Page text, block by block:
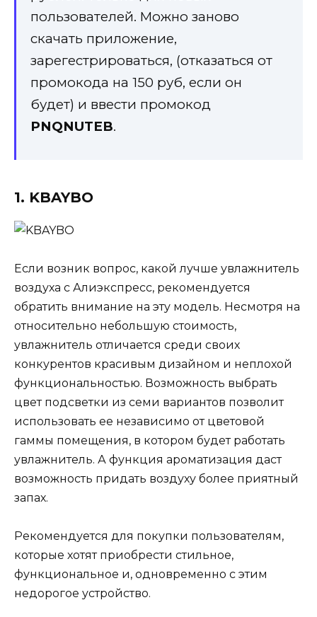
пользователей. Можно заново
скачать приложение,
зарегестрироваться, (отказаться от
промокода на 150 руб, если он
будет) и ввести промокод
PNQNUTEB.
1. KBAYBO
Если возник вопрос, какой лучше увлажнитель
воздуха с Алиэкспресс, рекомендуется
обратить внимание на эту модель. Несмотря на
относительно небольшую стоимость,
увлажнитель отличается среди своих
конкурентов красивым дизайном и неплохой
функциональностью. Возможность выбрать
цвет подсветки из семи вариантов позволит
использовать ее независимо от цветовой
гаммы помещения, в котором будет работать
увлажнитель. А функция ароматизация даст
возможность придать воздуху более приятный
запах.
Рекомендуется для покупки пользователям,
которые хотят приобрести стильное,
функциональное и, одновременно с этим
недорогое устройство.